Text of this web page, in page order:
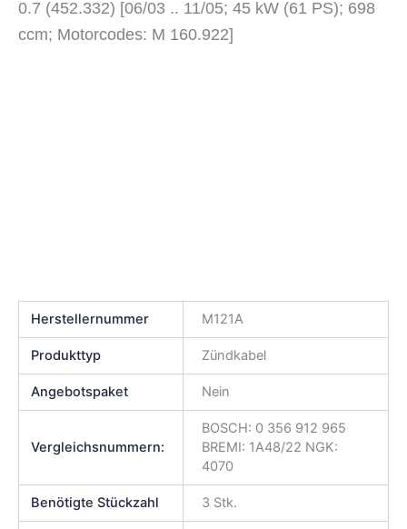
0.7 (452.332) [06/03 .. 11/05; 45 kW (61 PS); 698
ccm; Motorcodes: M 160.922]
Herstellernummer M121A
Produkttyp Zündkabel
Angebotspaket Nein
Vergleichsnummern:
BOSCH: 0 356 912 965
BREMI: 1A48/22 NGK:
4070
Benötigte Stückzahl 3 Stk.